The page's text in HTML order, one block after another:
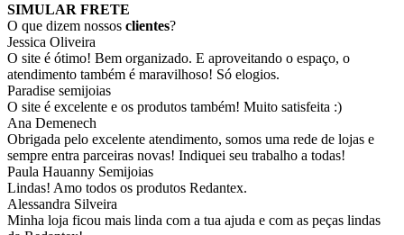
SIMULAR FRETE
O que dizem nossos clientes?
Jessica Oliveira
O site é ótimo! Bem organizado. E aproveitando o espaço, o
atendimento também é maravilhoso! Só elogios.
Paradise semijoias
O site é excelente e os produtos também! Muito satisfeita :)
Ana Demenech
Obrigada pelo excelente atendimento, somos uma rede de lojas e
sempre entra parceiras novas! Indiquei seu trabalho a todas!
Paula Hauanny Semijoias
Lindas! Amo todos os produtos Redantex.
Alessandra Silveira
Minha loja ficou mais linda com a tua ajuda e com as peças lindas